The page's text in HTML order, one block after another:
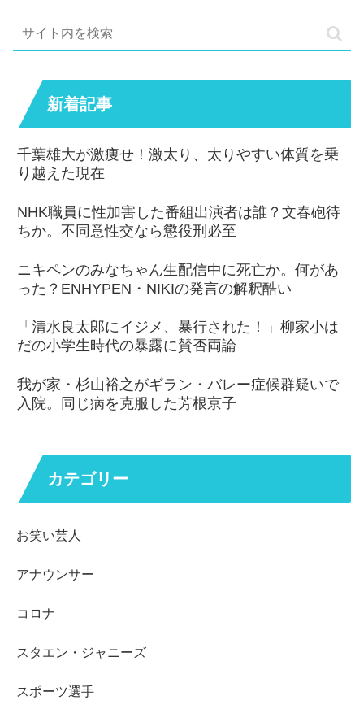
新着記事
千葉雄大が激痩せ！激太り、太りやすい体質を乗
り越えた現在
NHK職員に性加害した番組出演者は誰？文春砲待
ちか。不同意性交なら懲役刑必至
ニキペンのみなちゃん生配信中に死亡か。何があ
った？ENHYPEN・NIKIの発言の解釈酷い
「清水良太郎にイジメ、暴行された！」柳家小は
だの小学生時代の暴露に賛否両論
我が家・杉山裕之がギラン・バレー症候群疑いで
入院。同じ病を克服した芳根京子
カテゴリー
お笑い芸人
アナウンサー
コロナ
スタエン・ジャニーズ
スポーツ選手